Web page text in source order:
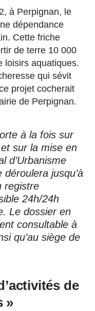
à Perpignan, le
dépendance
Cette friche
de terre 10 000
loisirs aquatiques.
qui sévit
projet cocherait
de Perpignan.
à la fois sur
sur la mise en
d’Urbanisme
jusqu’à
registre
24h/24h
Le dossier en
consultable à
qu’au siège de
de
»